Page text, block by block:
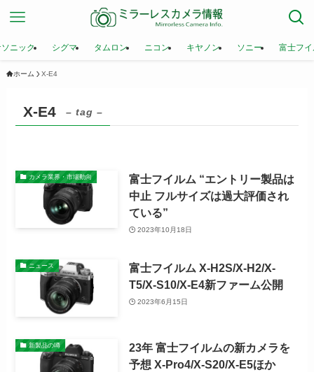
ニック シグマ タムロン ニコン キヤノン ソニー 富士フ
ホーム X-E4
X-E4 – tag –
カメラ業界・市場動向
富士フイルム “エントリー製品は
中止 フルサイズは過大評価され
ている”
2023年10月18日
ニュース
富士フイルム X-H2S/X-H2/X-
T5/X-S10/X-E4新ファーム公開
2023年6月15日
新製品の噂
23年 富士フイルムの新カメラを
予想 X-Pro4/X-S20/X-E5ほか